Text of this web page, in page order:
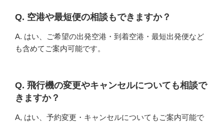
Q. 空港や最短便の相談もできますか？
A. はい、ご希望の出発空港・到着空港・最短出発便など
も含めてご案内可能です。
Q. 飛行機の変更やキャンセルについても相談で
きますか？
A, はい、予約変更・キャンセルについてもご案内可能で